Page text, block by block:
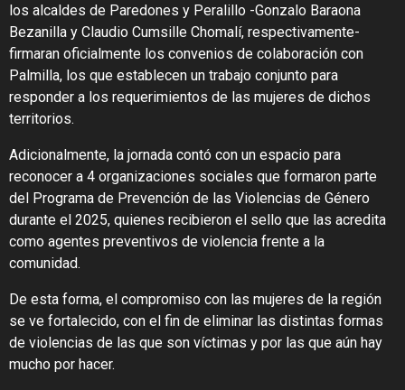
los alcaldes de Paredones y Peralillo -Gonzalo Baraona
Bezanilla y Claudio Cumsille Chomalí, respectivamente-
firmaran oficialmente los convenios de colaboración con
Palmilla, los que establecen un trabajo conjunto para
responder a los requerimientos de las mujeres de dichos
territorios.
Adicionalmente, la jornada contó con un espacio para
reconocer a 4 organizaciones sociales que formaron parte
del Programa de Prevención de las Violencias de Género
durante el 2025, quienes recibieron el sello que las acredita
como agentes preventivos de violencia frente a la
comunidad.
De esta forma, el compromiso con las mujeres de la región
se ve fortalecido, con el fin de eliminar las distintas formas
de violencias de las que son víctimas y por las que aún hay
mucho por hacer.